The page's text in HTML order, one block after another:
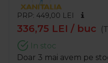
PRP: 449,00 LEI
336,75 LEI / buc
In stoc
Doar 3 mai avem pe